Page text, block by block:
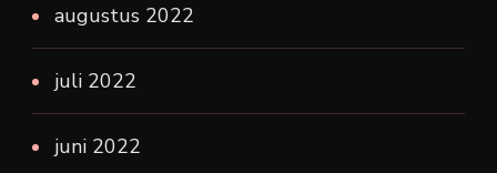
augustus 2022
juli 2022
juni 2022